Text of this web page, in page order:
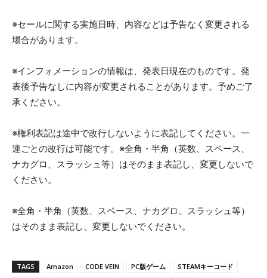
※セールに関する実施日時、内容などは予告なく変更される
場合があります。
※インフォメーションの情報は、発表日現在のものです。発
表後予告なしに内容が変更されることがあります。予めご了
承ください。
※権利表記は途中で改行しないように表記してください。一
連ごとの改行は可能です。※全角・半角（英数、スペース、
ナカグロ、スラッシュ等）はそのまま表記し、変更しないで
ください。
※全角・半角（英数、スペース、ナカグロ、スラッシュ等）
はそのまま表記し、変更しないでください。
TAGS Amazon CODE VEIN PC版ゲーム STEAMキーコード